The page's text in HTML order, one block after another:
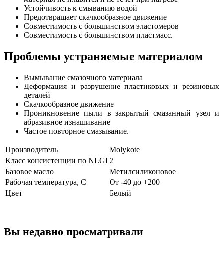
Устойчивость к смыванию водой
Предотвращает скачкообразное движение
Совместимость с большинством эластомеров
Совместимость с большинством пластмасс.
Проблемы устраняемые материалом
Вымывание смазочного материала
Деформация и разрушение пластиковых и резиновых
деталей
Скачкообразное движение
Проникновение пыли в закрытый смазанный узел и
абразивное изнашивание
Частое повторное смазывание.
Производитель
Molykote
Класс консистенции по NLGI 2
Базовое масло
Метилсиликоновое
Рабочая температура, С
От -40 до +200
Цвет
Белый
Вы недавно просматривали